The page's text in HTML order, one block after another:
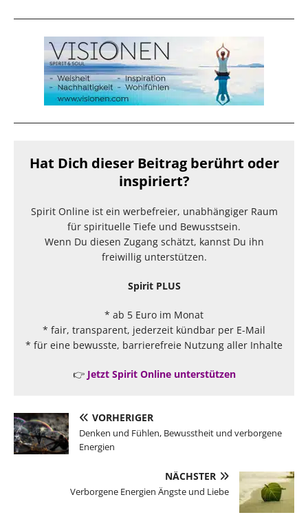
Hat Dich dieser Beitrag berührt oder
inspiriert?
Spirit Online ist ein werbefreier, unabhängiger Raum
für spirituelle Tiefe und Bewusstsein.
Wenn Du diesen Zugang schätzt, kannst Du ihn
freiwillig unterstützen.
Spirit PLUS
* ab 5 Euro im Monat
* fair, transparent, jederzeit kündbar per E-Mail
* für eine bewusste, barrierefreie Nutzung aller Inhalte
👉 Jetzt Spirit Online unterstützen
VORHERIGER
Denken und Fühlen, Bewusstheit und verborgene
Energien
NÄCHSTER
Verborgene Energien Ängste und Liebe